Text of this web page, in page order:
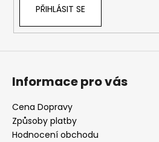
PŘIHLÁSIT SE
Informace pro vás
Cena Dopravy
Způsoby platby
Hodnocení obchodu